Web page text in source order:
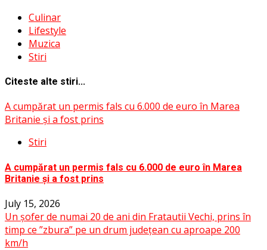
Culinar
Lifestyle
Muzica
Stiri
Citeste alte stiri...
A cumpărat un permis fals cu 6.000 de euro în Marea
Britanie și a fost prins
Stiri
A cumpărat un permis fals cu 6.000 de euro în Marea
Britanie și a fost prins
July 15, 2026
Un șofer de numai 20 de ani din Fratautii Vechi, prins în
timp ce ”zbura” pe un drum județean cu aproape 200
km/h